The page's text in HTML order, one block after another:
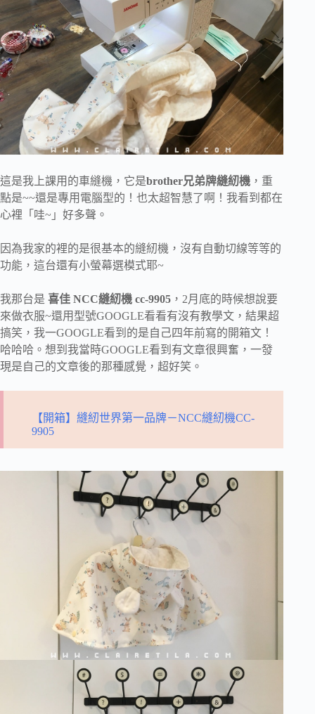
這是我上課用的車縫機，它是brother兄弟牌縫紉機 ，重
點是~~還是專用電腦型的！也太超智慧了啊！我看到都在
心裡「哇~」好多聲。
因為我家的裡的是很基本的縫紉機，沒有自動切線等等的
功能，這台還有小螢幕選模式耶~
我那台是 喜佳 NCC縫紉機 cc-9905 ，2月底的時候想說要
來做衣服~還用型號GOOGLE看看有沒有教學文，結果超
搞笑，我一GOOGLE看到的是自己四年前寫的開箱文！
哈哈哈。想到我當時GOOGLE看到有文章很興奮，一發
現是自己的文章後的那種感覺，超好笑。
【開箱】縫紉世界第一品牌－NCC縫紉機CC-
9905